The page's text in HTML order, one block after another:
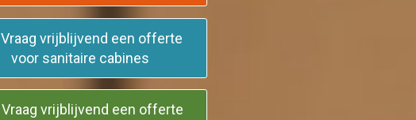
Vraag vrijblijvend een offerte
voor sanitaire cabines
Vraag vrijblijvend een offerte